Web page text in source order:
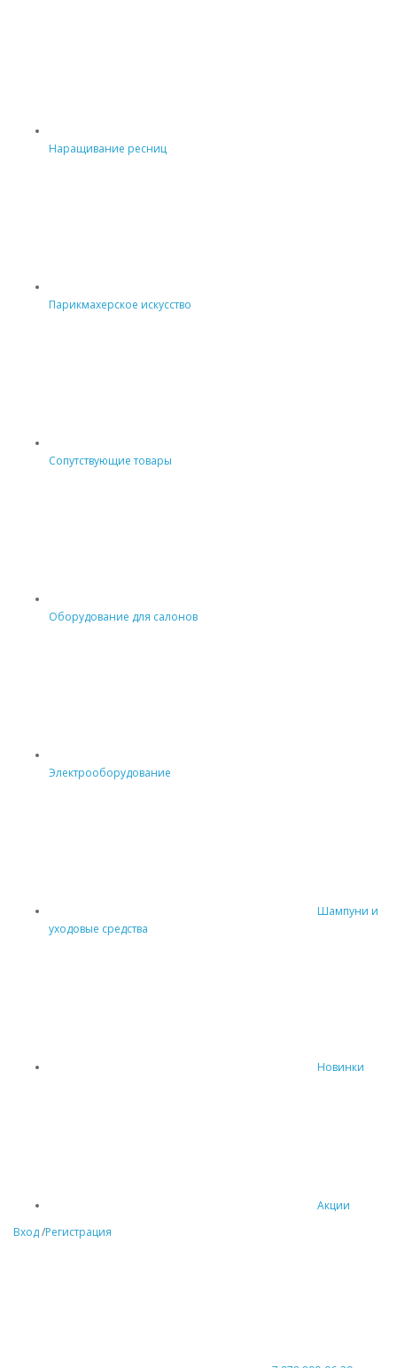
Наращивание ресниц
Парикмахерское искусство
Сопутствующие товары
Оборудование для салонов
Электрооборудование
Шампуни и
уходовые средства
Новинки
Акции
Вход/Регистрация